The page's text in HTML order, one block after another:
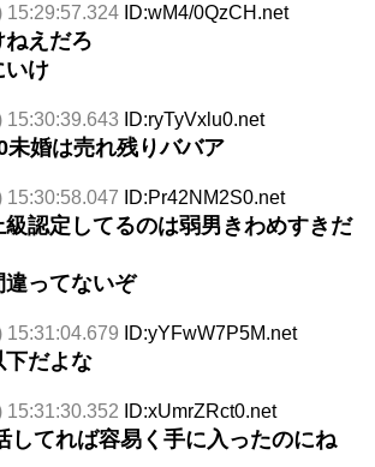
15:29:57.324 ID:wM4/0QzCH.net
えだろ
いけ
15:30:39.643 ID:ryTyVxlu0.net
未婚は売れ残りババア
15:30:58.047 ID:Pr42NM2S0.net
認定してるのは弱男きわめすきだ
違ってないぞ
15:31:04.679 ID:yYFwW7P5M.net
下だよな
15:31:30.352 ID:xUmrZRct0.net
してれば容易く手に入ったのにね